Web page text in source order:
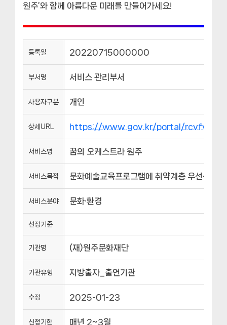
원주’와 함께 아름다운 미래를 만들어가세요!
등록일 20220715000000
부서명 서비스 관리부서
사용자구분 개인
상세URL https://www.gov.kr/portal/
서비스명 꿈의 오케스트라 원주
서비스목적 문화예술교육프로그램에 취약계층 우선선발(
서비스분야 문화·환경
선정기준
기관명 (재)원주문화재단
기관유형 지방출자_출연기관
수정 2025-01-23
신청기한 매년 2~3월